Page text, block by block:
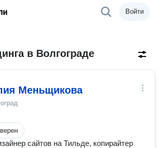
Войти
в Волгограде
Меньщикова
сайтов на Тильде, копирайтер